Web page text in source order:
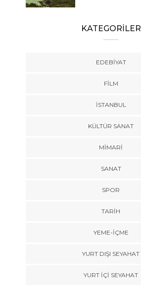
KATEGORİLER
EDEBIYAT
FILM
İSTANBUL
KÜLTÜR SANAT
MIMARI
SANAT
SPOR
TARİH
YEME-İÇME
YURT DIŞI SEYAHAT
YURT İÇİ SEYAHAT